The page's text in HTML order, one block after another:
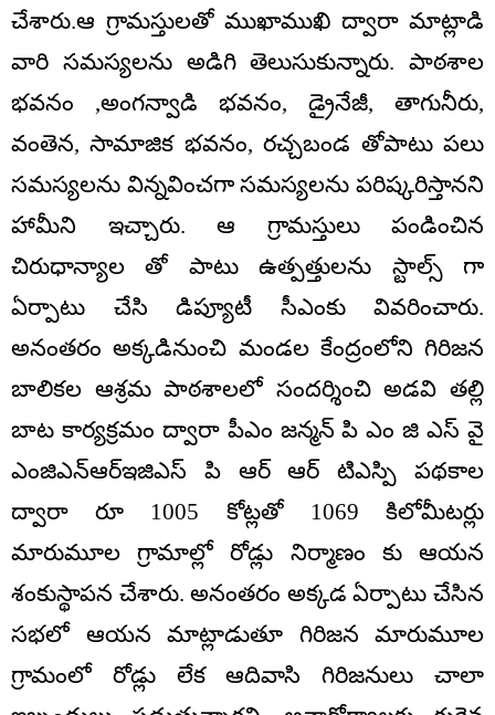
చేశారు.ఆ గ్రామస్తులతో ముఖాముఖి ద్వారా మాట్లాడి
వారి సమస్యలను అడిగి తెలుసుకున్నారు. పాఠశాల
భవనం ,అంగన్వాడి భవనం, డ్రైనేజీ, తాగునీరు,
వంతెన, సామాజిక భవనం, రచ్చబండ తోపాటు పలు
సమస్యలను విన్నవించగా సమస్యలను పరిష్కరిస్తానని
హామీని ఇచ్చారు. ఆ గ్రామస్తులు పండించిన
చిరుధాన్యాల తో పాటు ఉత్పత్తులను స్టాల్స్ గా
ఏర్పాటు చేసి డిప్యూటీ సీఎంకు వివరించారు.
అనంతరం అక్కడినుంచి మండల కేంద్రంలోని గిరిజన
బాలికల ఆశ్రమ పాఠశాలలో సందర్శించి అడవి తల్లి
బాట కార్యక్రమం ద్వారా పీఎం జన్మన్ పి ఎం జి ఎస్ వై
ఎంజిఎన్ఆర్ఇజిఎస్ పి ఆర్ ఆర్ టిఎస్పి పథకాల
ద్వారా రూ 1005 కోట్లతో 1069 కిలోమీటర్లు
మారుమూల గ్రామాల్లో రోడ్లు నిర్మాణం కు ఆయన
శంకుస్థాపన చేశారు. అనంతరం అక్కడ ఏర్పాటు చేసిన
సభలో ఆయన మాట్లాడుతూ గిరిజన మారుమూల
గ్రామంలో రోడ్లు లేక ఆదివాసి గిరిజనులు చాలా